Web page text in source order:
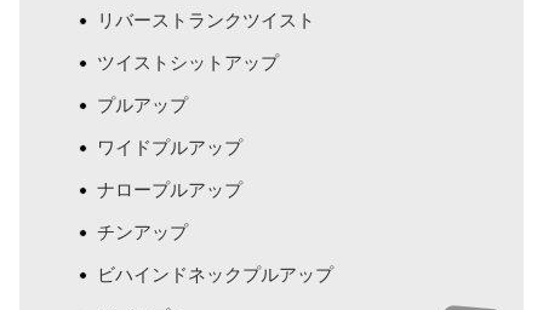
リバーストランクツイスト
ツイストシットアップ
プルアップ
ワイドプルアップ
ナロープルアップ
チンアップ
ビハインドネックプルアップ